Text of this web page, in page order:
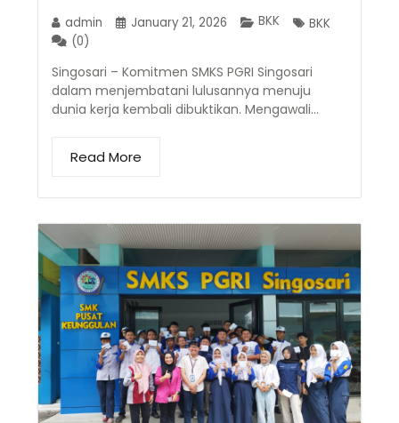
admin January 21, 2026 BKK
BKK
(0)
Singosari – Komitmen SMKS PGRI Singosari
dalam menjembatani lulusannya menuju
dunia kerja kembali dibuktikan. Mengawali…
Read More